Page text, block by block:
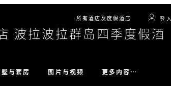
所有酒店及度假酒店 登入
波拉波拉群岛四季度假酒
与套房 图片与视频 更多内容…